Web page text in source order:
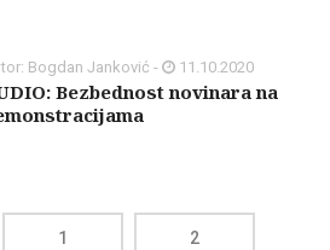
Bogdan Janković - 11.10.2020
Bezbednost novinara na
1 2